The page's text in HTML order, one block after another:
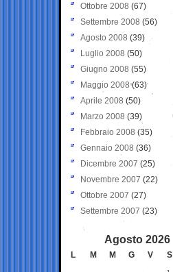
Ottobre 2008 (67)
Settembre 2008 (56)
Agosto 2008 (39)
Luglio 2008 (50)
Giugno 2008 (55)
Maggio 2008(63)
Aprile 2008 (50)
Marzo 2008 (39)
Febbraio 2008 (35)
Gennaio 2008 (36)
Dicembre 2007 (25)
Novembre 2007 (22)
Ottobre 2007 (27)
Settembre 2007 (23)
Agosto 2026
L M M G V S